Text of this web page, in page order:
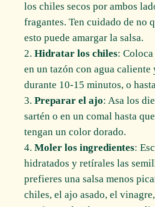
los chiles secos por ambos
fragantes. Ten cuidado de no
esto puede amargar la salsa.
Hidratar los chiles:
en un tazón con agua
durante 10-15 minutos, o
Preparar el ajo: Asa los
sartén o en un comal hasta
tengan un color dorado.
Moler los ingredientes:
hidratados y retírales las
prefieres una salsa menos
chiles, el ajo asado, el